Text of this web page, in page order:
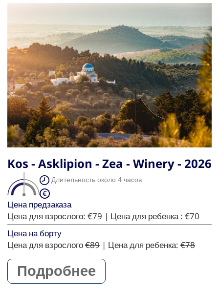
Kos - Asklipion - Zea - Winery - 2026
Длительность около 4 часов
Цена предзаказа
Цена для взрослого: €79 | Цена для ребенка : €70
Цена на борту
Цена для взрослого€89 | Цена для ребенка: €78
Подробнее